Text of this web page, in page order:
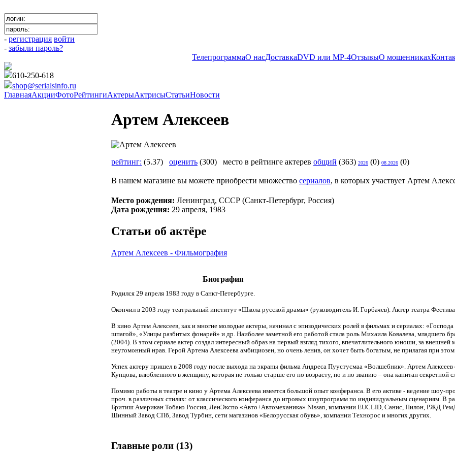
- регистрация войти
- забыли пароль?
ТелепрограммаО насДоставкаDVD или MP-4ОтзывыО мошенниках
610-250-618
shop@serialsinfo.ru
ГлавнаяАкцииФотоРейтингиАктерыАктрисыСтатьиНовости
Артем Алексеев
рейтинг: (5.37) оценить (300) место в рейтинге актерев общий (363) 2026 (0) 08.2026 (0)
В нашем магазине вы можете приобрести множество сериалов, в которых участвует Артем
Место рождения: Ленинград, СССР (Санкт-Петербург, Россия)
Дата рождения: 29 апреля, 1983
Cтатьи об актёре
Артем Алексеев - Фильмография
Биография
Родился 29 апреля 1983 году в Санкт-Петербурге.
Окончил в 2003 году театральный институт «Школа русской драмы» (руководитель И. Горбачев). Актер театра
В кино Артем Алексеев, как и многие молодые актеры, начинал с эпизодических ролей в фильмах и сериалах:
шпагой», «Улицы разбитых фонарей» и др. Наиболее заметной его работой стала роль Михаила Ковалева, младшего
(2004). В этом сериале актер создал интересный образ на первый взгляд тихого, впечатлительного юноши, за внешней
неугомонный нрав. Герой Артема Алексеева амбициозен, но очень ленив, он хочет быть богатым, не прилагая при этом
Успех актеру пришел в 2008 году после выхода на экраны фильма Андреса Пуустусмаа «Волшебник». Артем Алексеев
Купцова, влюбленного в женщину, которая не только старше его по возрасту, но и по званию – она капитан секретной
Помимо работы в театре и кино у Артема Алексеева имеется большой опыт конферанса. В его активе - ведение шоу-
проч. в различных стилях: от классического конферанса до игровых шоупрограмм по индивидуальным сценариям. В
Бритиш Американ Тобако Россия, ЛенЭкспо «Авто+Автомеханика» Nissan, компании EUCLID, Санис, Пилон, РЖД
Шинный Завод СПб, Завод Турбин, сети магазинов «Белорусская обувь», компании Технорос и многих других.
Главные роли (13)